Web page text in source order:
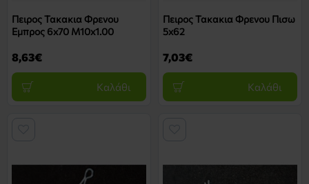
Πειρος Τακακια Φρενου
Εμπρος 6x70 M10x1.00
8,63€
Καλάθι
Πειρος Τακακια Φρενου Πισω
5x62
7,03€
Καλάθι